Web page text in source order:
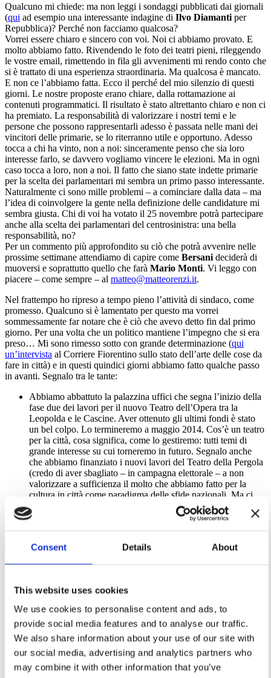
Consent Details About
This website uses cookies
We use cookies to personalise content and ads, to
provide social media features and to analyse our traffic.
We also share information about your use of our site with
our social media, advertising and analytics partners who
may combine it with other information that you’ve
Qualcuno mi chiede: ma non leggi i sondaggi pubblicati dai giornali
(qui ad esempio una interessante indagine di Ilvo Diamanti per
Repubblica)? Perché non facciamo qualcosa?
Vorrei essere chiaro e sincero con voi. Noi ci abbiamo provato. E
molto abbiamo fatto. Rivendendo le foto dei teatri pieni, rileggendo
le vostre email, rimettendo in fila gli avvenimenti mi rendo conto che
si è trattato di una esperienza straordinaria. Ma qualcosa è mancato.
E non ce l’abbiamo fatta. Ecco il perché del mio silenzio di questi
giorni. Le nostre proposte erano chiare, dalla rottamazione ai
contenuti programmatici. Il risultato è stato altrettanto chiaro e non ci
ha premiato. La responsabilità di valorizzare i nostri temi e le
persone che possono rappresentarli adesso è passata nelle mani dei
vincitori delle primarie, se lo riterranno utile e opportuno. Adesso
tocca a chi ha vinto, non a noi: sinceramente penso che sia loro
interesse farlo, se davvero vogliamo vincere le elezioni. Ma in ogni
caso tocca a loro, non a noi. Il fatto che siano state indette primarie
per la scelta dei parlamentari mi sembra un primo passo interessante.
Naturalmente ci sono mille problemi – a cominciare dalla data – ma
l’idea di coinvolgere la gente nella definizione delle candidature mi
sembra giusta. Chi di voi ha votato il 25 novembre potrà partecipare
anche alla scelta dei parlamentari del centrosinistra: una bella
responsabilità, no?
Per un commento più approfondito su ciò che potrà avvenire nelle
prossime settimane attendiamo di capire come Bersani deciderà di
muoversi e soprattutto quello che farà Mario Monti. Vi leggo con
piacere – come sempre – al matteo@matteorenzi.it.
Nel frattempo ho ripreso a tempo pieno l’attività di sindaco, come
promesso. Qualcuno si è lamentato per questo ma vorrei
sommessamente far notare che è ciò che avevo detto fin dal primo
giorno. Per una volta che un politico mantiene l’impegno che si era
preso… Mi sono rimesso sotto con grande determinazione (qui
un’intervista al Corriere Fiorentino sullo stato dell’arte delle cose da
fare in città) e in questi quindici giorni abbiamo fatto qualche passo
in avanti. Segnalo tra le tante:
Abbiamo abbattuto la palazzina uffici che segna l’inizio della
fase due dei lavori per il nuovo Teatro dell’Opera tra la
Leopolda e le Cascine. Aver ottenuto gli ultimi fondi è stato
un bel colpo. Lo termineremo a maggio 2014. Cos’è un teatro
per la città, cosa significa, come lo gestiremo: tutti temi di
grande interesse su cui torneremo in futuro. Segnalo anche
che abbiamo finanziato i nuovi lavori del Teatro della Pergola
(credo di aver sbagliato – in campagna elettorale – a non
valorizzare a sufficienza il molto che abbiamo fatto per la
cultura in città come paradigma delle sfide nazionali. Ma ci
torneremo…) e che siamo al rush finale anche per il Museo
del 900 in Piazza Santa Maria Novella. E prima delle elezioni
essere la regola, non l’eccezione.
un assegno da 50mila euro, frutto della Vogue Fashion Night,
al sindaco di Finale Emilia per la ricostruzione della scuola
media. Abbiamo voluto che i bambini si rendessero conto che
stare in una città significa vivere anche la solidarietà e
l’attenzione agli altri: ecco perché la consegna è stata fatta
durante il momento dell’accensione dell’albero. Accanto al
singolo evento abbiamo organizzato la rassegna F-LIGHT –
Firenze Light Festival 2012, grazie alla collaborazione di